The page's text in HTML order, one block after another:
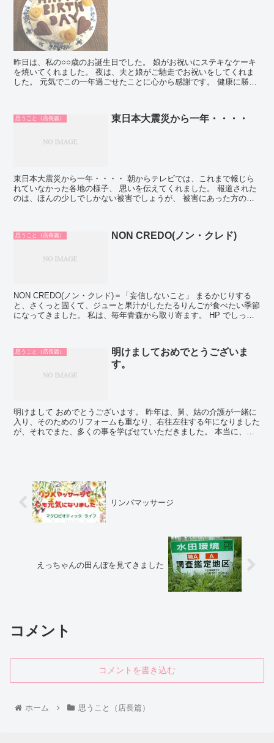
昨日は、私の○○歳のお誕生日でした。 娘がお祝いにステキなケーキ
を焼いてくれました。 夜は、夫と娘がご馳走でお祝いをしてくれま
した。 元気でこの一年過ごせたことに心から感謝です。 健康に勝る
思うこと（店長篇） 東日本大震災から一年・・・・
東日本大震災から一年・・・・ 朝からテレビでは、これまで報じら
れていなかった各地の様子、 思いを伝えてくれました。 報道された
のは、ほんの少しでしかない被害でしょうが、 被害にあった方の数
思うこと（店長篇） NON CREDO(ノン・クレド)
NON CREDO(ノン・クレド)＝「妄信しないこと」 まるかじりする
と、さくっと固くて、ジューと果汁がしたたるりんごが食べたい季節
になってきました。 私は、毎年青森から取り寄ます。 HP でしっか
思うこと（店長篇）
明けましておめでとうございま
す。
明けまして おめでとうございます。 昨年は、舅、姑の介護が一緒に
入り、そのためのリフォームも重なり、右往左往する年になりました
が、それでまた、多くの事を学ばせていただきました。 本当に、感
リンパマッサージ
えっちゃんの田んぼを見てきました
コメント
コメントを書き込む
ホーム 思うこと（店長篇）